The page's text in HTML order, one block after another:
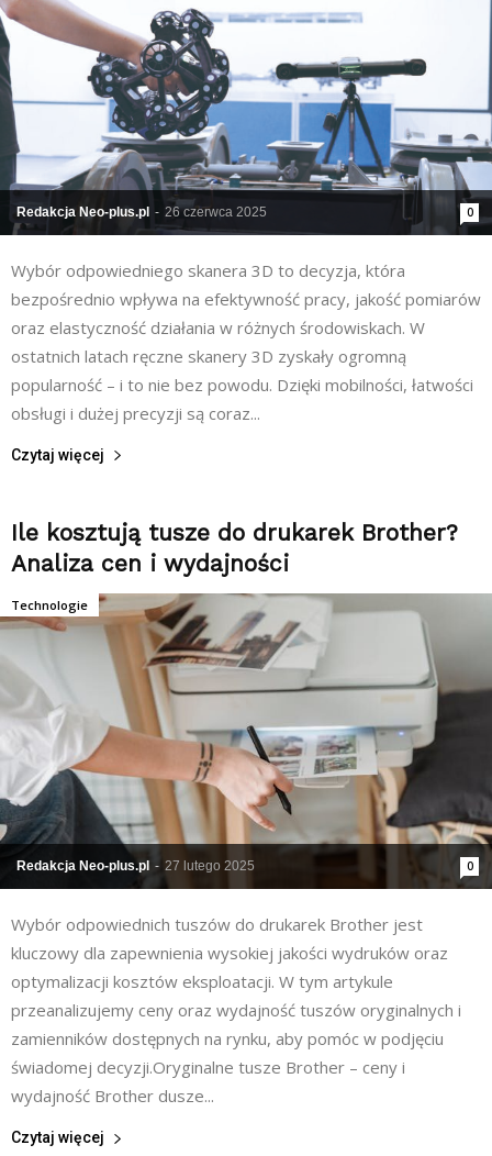
Redakcja Neo-plus.pl - 26 czerwca 2025 0
Wybór odpowiedniego skanera 3D to decyzja, która
bezpośrednio wpływa na efektywność pracy, jakość pomiarów
oraz elastyczność działania w różnych środowiskach. W
ostatnich latach ręczne skanery 3D zyskały ogromną
popularność – i to nie bez powodu. Dzięki mobilności, łatwości
obsługi i dużej precyzji są coraz...
Czytaj więcej
Ile kosztują tusze do drukarek Brother?
Analiza cen i wydajności
Redakcja Neo-plus.pl - 27 lutego 2025 0
Technologie
​Wybór odpowiednich tuszów do drukarek Brother jest
kluczowy dla zapewnienia wysokiej jakości wydruków oraz
optymalizacji kosztów eksploatacji. W tym artykule
przeanalizujemy ceny oraz wydajność tuszów oryginalnych i
zamienników dostępnych na rynku, aby pomóc w podjęciu
świadomej decyzji.​ Oryginalne tusze Brother – ceny i
wydajność Brother dusze...
Czytaj więcej